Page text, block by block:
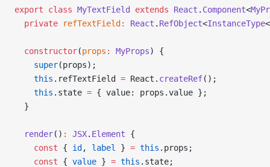
export class MyTextField extends React . Component<
  private
refTextField : React . RefObject<InstanceType<
  constructor
(props : MyProps) {
    super
(props);
    this
.refTextField = React. createRef();
    this
.state = { value: props.value };
  }
  render
() : JSX. Element {
    const
{ id , label } = this .props;
    const
{ value } = this .state;